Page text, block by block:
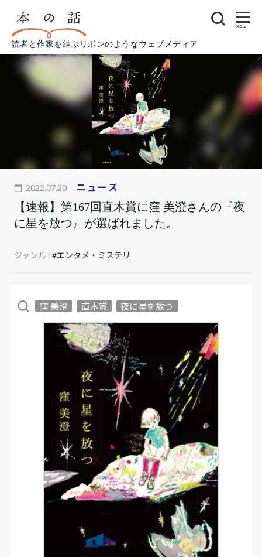
読者と作家を結ぶリボンのようなウェブメディア
メニュー
2022.07.20 ニュース
【速報】第167回直木賞に窪 美澄さんの『夜
に星を放つ』が選ばれました。
ジャンル :#エンタメ・ミステリ
窪 美澄 直木賞 夜に星を放つ